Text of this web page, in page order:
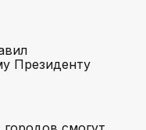
Президенту